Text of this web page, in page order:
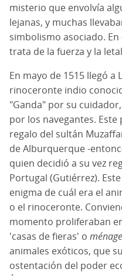
misterio que envolvía
lejanas, y muchas
simbolismo asociado.
trata de la fuerza y la
En mayo de 1515 llegó a
rinoceronte indio
"Ganda" por su
por los navegantes.
regalo del sultán
de Alburquerque -
quien decidió a su vez
Portugal (Gutiérrez).
enigma de cuál era el
o el rinoceronte.
momento proliferaban
'casas de fieras' o
animales exóticos, que
ostentación del poder